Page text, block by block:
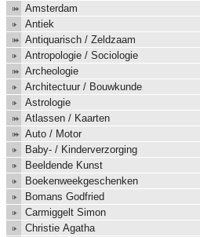
Amsterdam
Antiek
Antiquarisch / Zeldzaam
Antropologie / Sociologie
Archeologie
Architectuur / Bouwkunde
Astrologie
Atlassen / Kaarten
Auto / Motor
Baby- / Kinderverzorging
Beeldende Kunst
Boekenweekgeschenken
Bomans Godfried
Carmiggelt Simon
Christie Agatha